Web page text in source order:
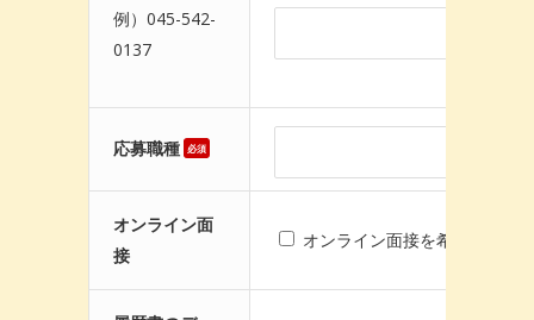
例）045-542-
0137
応募職種 必須
オンライン面
接
オンライン面接を希望する